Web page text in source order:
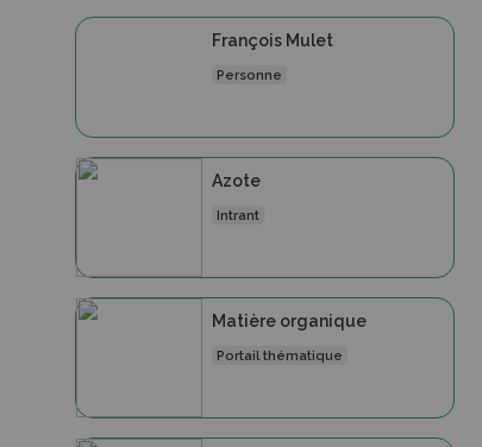
François Mulet
Personne
Azote
Intrant
Matière organique
Portail thématique